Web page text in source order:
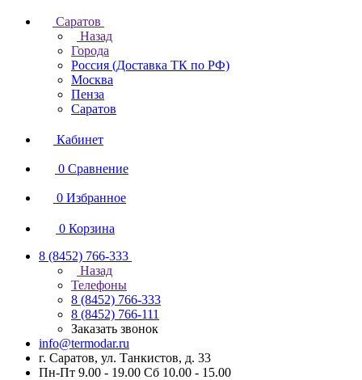
Саратов
Назад
Города
Россия (Доставка ТК по РФ)
Москва
Пенза
Саратов
Кабинет
0 Сравнение
0 Избранное
0 Корзина
8 (8452) 766-333
Назад
Телефоны
8 (8452) 766-333
8 (8452) 766-111
Заказать звонок
info@termodar.ru
г. Саратов, ул. Танкистов, д. 33
Пн-Пт 9.00 - 19.00 Сб 10.00 - 15.00